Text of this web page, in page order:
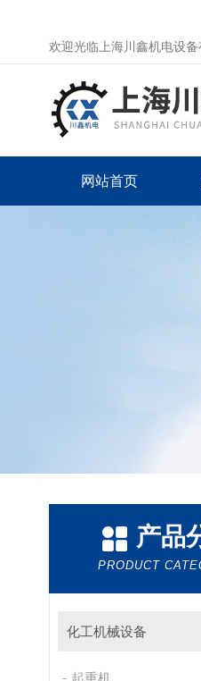
欢迎光临上海川鑫机电设备
网站首页
产品
PRODUCT
化工机械设备
起重机